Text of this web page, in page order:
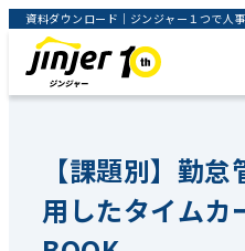
【課題別】勤
用したタイムカ